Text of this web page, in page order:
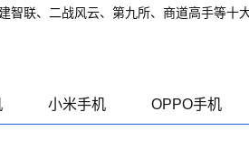
智联、二战风云、第九所、商道高手等十
小米手机 OPPO手机